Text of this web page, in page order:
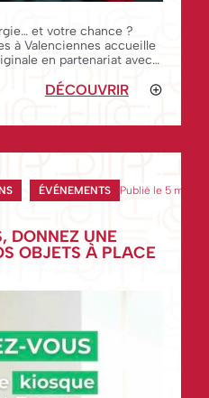
et votre chance ?
à Valenciennes accueille
en partenariat avec
DÉCOUVRIR
ÉVÉNEMENTS Publié le 5 mars
DONNEZ UNE
OBJETS À PLACE